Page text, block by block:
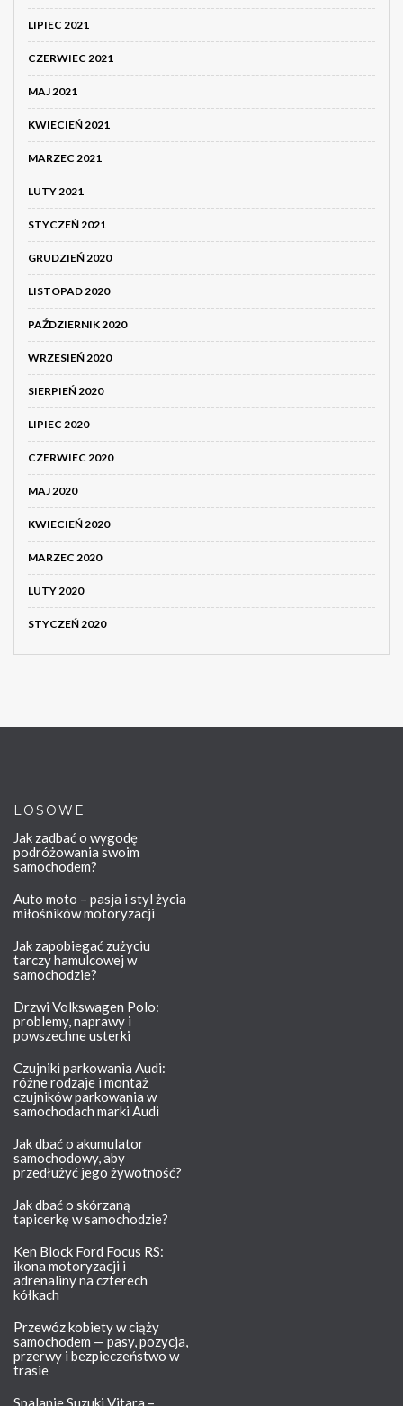
LIPIEC 2021
CZERWIEC 2021
MAJ 2021
KWIECIEŃ 2021
MARZEC 2021
LUTY 2021
STYCZEŃ 2021
GRUDZIEŃ 2020
LISTOPAD 2020
PAŹDZIERNIK 2020
WRZESIEŃ 2020
SIERPIEŃ 2020
LIPIEC 2020
CZERWIEC 2020
MAJ 2020
KWIECIEŃ 2020
MARZEC 2020
LUTY 2020
STYCZEŃ 2020
LOSOWE
Jak zadbać o wygodę
podróżowania swoim
samochodem?
Auto moto – pasja i styl życia
miłośników motoryzacji
Jak zapobiegać zużyciu
tarczy hamulcowej w
samochodzie?
Drzwi Volkswagen Polo:
problemy, naprawy i
powszechne usterki
Czujniki parkowania Audi:
różne rodzaje i montaż
czujników parkowania w
samochodach marki Audi
Jak dbać o akumulator
samochodowy, aby
przedłużyć jego żywotność?
Jak dbać o skórzaną
tapicerkę w samochodzie?
Ken Block Ford Focus RS:
ikona motoryzacji i
adrenaliny na czterech
kółkach
Przewóz kobiety w ciąży
samochodem — pasy, pozycja,
przerwy i bezpieczeństwo w
trasie